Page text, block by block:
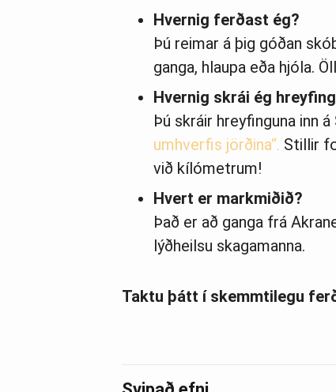
Hvernig ferðast ég?
Þú reimar á þig góðan
ganga, hlaupa eða hjóla.
Hvernig skrái ég
Þú skráir hreyfinguna inn
umhverfis jörðina“. Stillir
við kílómetrum!
Hvert er markmiðið?
Það er að ganga frá
lýðheilsu skagamanna.
Taktu þátt í skemmtilegu